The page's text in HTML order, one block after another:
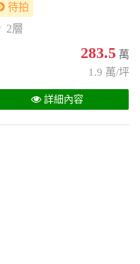
待拍
2層
283.5 萬
1.9 萬/坪
詳細內容